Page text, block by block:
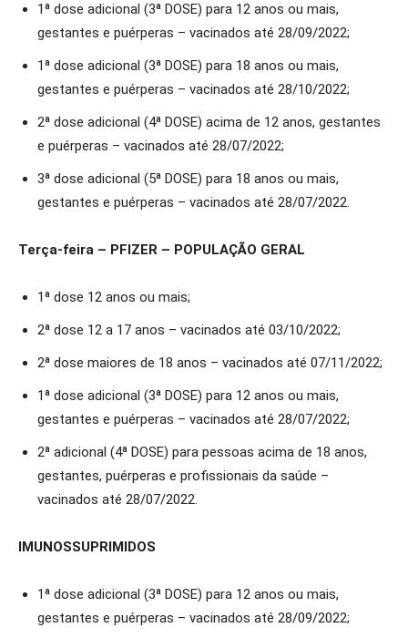
1ª dose adicional (3ª DOSE) para 12 anos ou mais,
gestantes e puérperas – vacinados até 28/09/2022;
1ª dose adicional (3ª DOSE) para 18 anos ou mais,
gestantes e puérperas – vacinados até 28/10/2022;
2ª dose adicional (4ª DOSE) acima de 12 anos, gestantes
e puérperas – vacinados até 28/07/2022;
3ª dose adicional (5ª DOSE) para 18 anos ou mais,
gestantes e puérperas – vacinados até 28/07/2022.
Terça-feira – PFIZER – POPULAÇÃO GERAL
1ª dose 12 anos ou mais;
2ª dose 12 a 17 anos – vacinados até 03/10/2022;
2ª dose maiores de 18 anos – vacinados até 07/11/2022;
1ª dose adicional (3ª DOSE) para 12 anos ou mais,
gestantes e puérperas – vacinados até 28/07/2022;
2ª adicional (4ª DOSE) para pessoas acima de 18 anos,
gestantes, puérperas e profissionais da saúde –
vacinados até 28/07/2022.
IMUNOSSUPRIMIDOS
1ª dose adicional (3ª DOSE) para 12 anos ou mais,
gestantes e puérperas – vacinados até 28/09/2022;